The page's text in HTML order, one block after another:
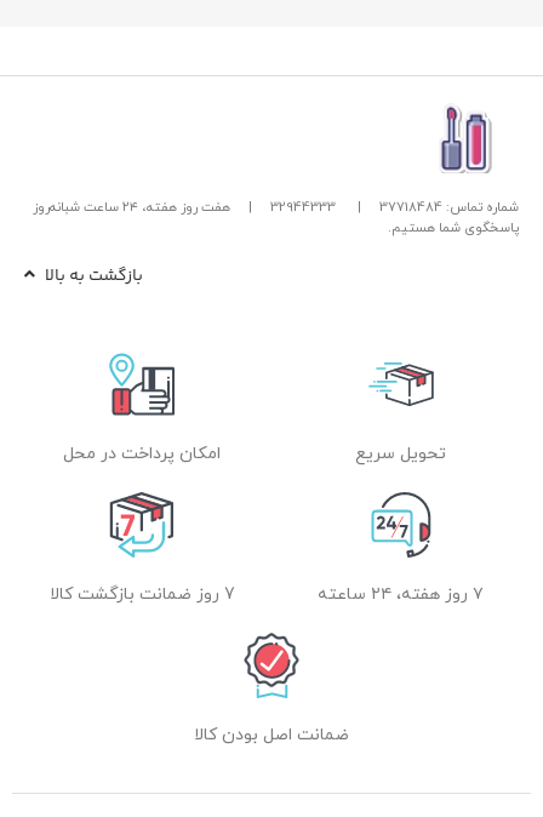
شماره تماس: 37718484 |
32944333
|
هفت روز هفته، ۲۴ ساعت شبانه‌روز
پاسخگوی شما هستیم.
بازگشت به بالا
تحویل سریع امکان پرداخت در محل
۷ روز هفته، ۲۴ ساعته 7 روز ضمانت بازگشت کالا
ضمانت اصل بودن کالا